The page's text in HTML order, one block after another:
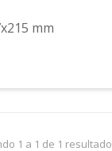
mm
1 a 1 de 1 resultado